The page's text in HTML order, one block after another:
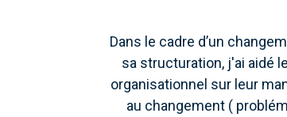
Dans le cadre d’un
sa structuration, j'ai aidé
organisationnel sur leur
au changement (